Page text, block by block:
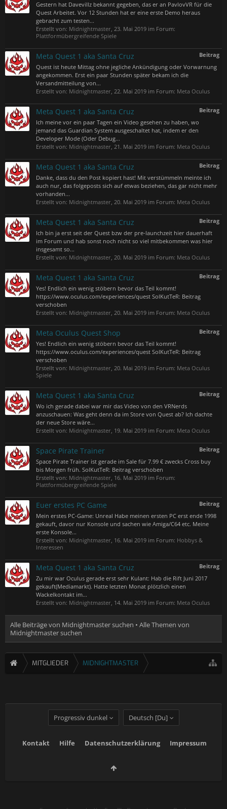
Gestern hat Davevillz bekannt gegeben, das er an PavlovVR für die
Quest Arbeitet. Vor 12 Stunden hat er eine erste Demo heraus
gebracht zum testen...
Erstellt von: Midnightmaster, 23. Mai 2019 im Forum:
Plattformübergreifende Spiele
Beitrag
Meta Quest 1 aka Santa Cruz
Quest ist heute Mittag ohne jegliche Ankündigung oder Vorwarnung
angekommen. Erst ein paar Stunden später bekam ich die
Versandmitteilung von...
Erstellt von: Midnightmaster, 22. Mai 2019 im Forum: Meta Oculus
Beitrag
Meta Quest 1 aka Santa Cruz
Ich meine vor ein paar Tagen ein Video gesehen zu haben, wo
jemand das Guardian System ausgeschaltet hat, indem er den
Developer Mode (Oder Debug...
Erstellt von: Midnightmaster, 21. Mai 2019 im Forum: Meta Oculus
Beitrag
Meta Quest 1 aka Santa Cruz
Danke, dass du den Post kopiert hast! Mit verstümmeln meinte ich
auch nur, das folgeposts sich auf etwas beziehen, das gar nicht mehr
vorhanden...
Erstellt von: Midnightmaster, 20. Mai 2019 im Forum: Meta Oculus
Beitrag
Meta Quest 1 aka Santa Cruz
Ich bin ja erst seit der Quest bzw der pre-launchzeit hier dauerhaft
im Forum und hab sonst noch nicht so viel mitbekommen was hier
insgesamt so...
Erstellt von: Midnightmaster, 20. Mai 2019 im Forum: Meta Oculus
Beitrag
Meta Quest 1 aka Santa Cruz
Yes! Endlich ein wenig stöbern bevor das Teil kommt!
https://www.oculus.com/experiences/quest SolKutTeR: Beitrag
verschoben
Erstellt von: Midnightmaster, 20. Mai 2019 im Forum: Meta Oculus
Beitrag
Meta Oculus Quest Shop
Yes! Endlich ein wenig stöbern bevor das Teil kommt!
https://www.oculus.com/experiences/quest SolKutTeR: Beitrag
verschoben
Erstellt von: Midnightmaster, 20. Mai 2019 im Forum: Meta Oculus
Spiele
Beitrag
Meta Quest 1 aka Santa Cruz
Wo ich gerade dabei war mir das Video von den VRNerds
anzuschauen: Was geht denn da im Store von Quest ab? Ich dachte
der neue Store wäre...
Erstellt von: Midnightmaster, 19. Mai 2019 im Forum: Meta Oculus
Beitrag
Space Pirate Trainer
Space Pirate Trainer ist gerade im Sale für 7.99 € zwecks Cross buy
bis Morgen früh. SolKutTeR: Beitrag verschoben
Erstellt von: Midnightmaster, 16. Mai 2019 im Forum:
Plattformübergreifende Spiele
Beitrag
Euer erstes PC Game
Mein erstes PC-Game: Unreal Habe meinen ersten PC erst ende 1998
gekauft, davor nur Konsole und sachen wie Amiga/C64 etc. Meine
erste Konsole...
Erstellt von: Midnightmaster, 16. Mai 2019 im Forum: Hobbys &
Interessen
Beitrag
Meta Quest 1 aka Santa Cruz
Zu mir war Oculus gerade erst sehr Kulant: Hab die Rift Juni 2017
gekauft(Mediamarkt). Hatte letzten Monat plötzlich einen
Wackelkontakt im...
Erstellt von: Midnightmaster, 14. Mai 2019 im Forum: Meta Oculus
Alle Beiträge von Midnightmaster suchen
Alle Themen von
Midnightmaster suchen
MITGLIEDER MIDNIGHTMASTER
Progressiv dunkel Deutsch [Du]
Kontakt Hilfe Datenschutzerklärung Impressum